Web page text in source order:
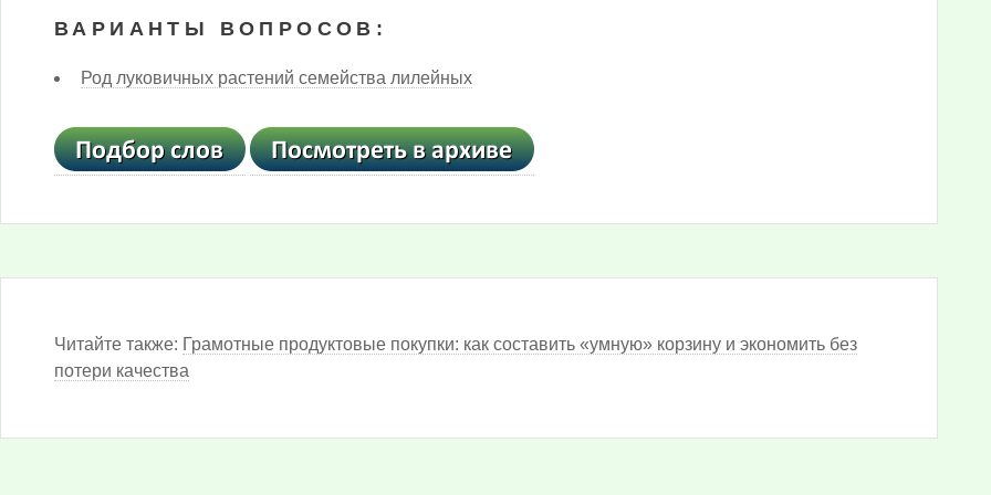
ВАРИАНТЫ ВОПРОСОВ:
Род луковичных растений семейства лилейных
Читайте также: Грамотные продуктовые покупки: как составить «умную» корзину и экономить без
потери качества